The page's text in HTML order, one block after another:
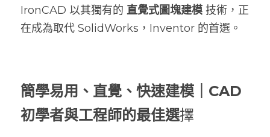
ENCY CAM 車削加工
ENCY CAM 車銑複合
IronCAD 以其獨有的 直覺式圖塊建模 技術，正
在成為取代 SolidWorks，Inventor 的首選。
簡學易用、直覺、快速建模｜CAD
初學者與工程師的最佳選擇